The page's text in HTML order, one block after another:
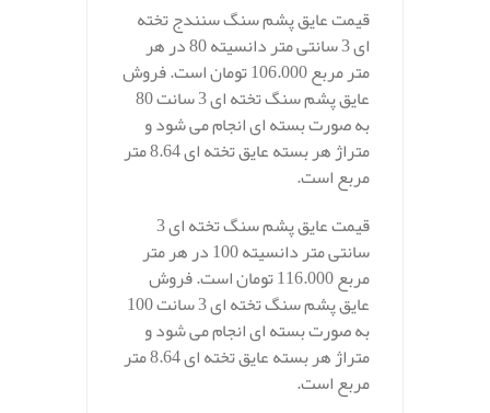
قیمت عایق پشم سنگ سنندج تخته
ای 3 سانتی متر دانسیته 80 در هر
متر مربع 106.000 تومان است. فروش
عایق پشم سنگ تخته ای 3 سانت 80
به صورت بسته ای انجام می شود و
متراژ هر بسته عایق تخته ای 8.64 متر
مربع است.
قیمت عایق پشم سنگ تخته ای 3
سانتی متر دانسیته 100 در هر متر
مربع 116.000 تومان است. فروش
عایق پشم سنگ تخته ای 3 سانت 100
به صورت بسته ای انجام می شود و
متراژ هر بسته عایق تخته ای 8.64 متر
مربع است.